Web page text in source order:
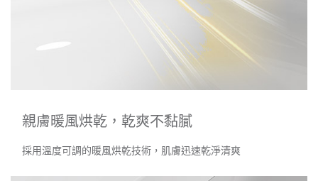
親膚暖風烘乾，乾爽不黏膩
採用溫度可調的暖風烘乾技術，肌膚迅速乾淨清爽